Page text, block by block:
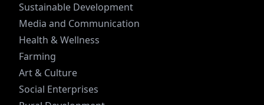
Sustainable Development
Media and Communication
Health & Wellness
Farming
Art & Culture
Social Enterprises